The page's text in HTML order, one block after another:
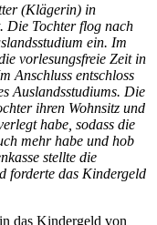
(Klägerin) in
Die Tochter flog nach
ein. Im
vorlesungsfreie Zeit in
Anschluss entschloss
Auslandsstudiums. Die
ihren Wohnsitz und
habe, sodass die
mehr habe und hob
stellte die
forderte das Kindergeld
das Kindergeld von